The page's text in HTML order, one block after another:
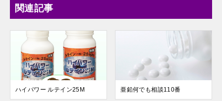
関連記事
ハイパワー ルテイン25M 亜鉛何でも相談110番